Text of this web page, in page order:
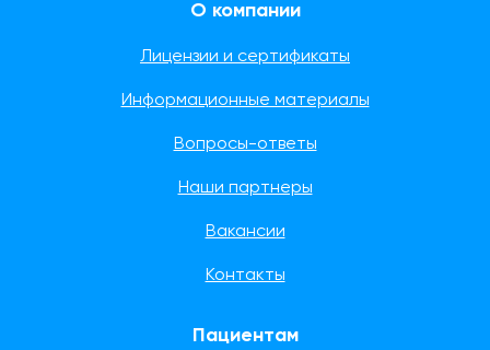
О компании
Лицензии и сертификаты
Информационные материалы
Вопросы-ответы
Наши партнеры
Вакансии
Контакты
Пациентам